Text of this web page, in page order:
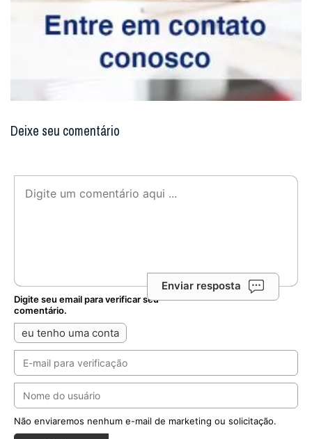
Deixe seu comentário
Enviar resposta
Digite seu email para verificar seu
comentário.
eu tenho uma conta
Não enviaremos nenhum e-mail de marketing ou solicitação.